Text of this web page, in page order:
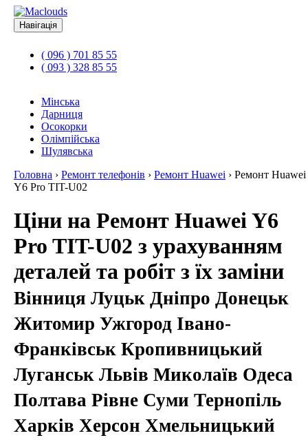
Навігація
( 096 ) 701 85 55
( 093 ) 328 85 55
Мінська
Дарниця
Осокорки
Олімпійська
Шулявська
Головна › Ремонт телефонів › Ремонт Huawei › Ремонт Huawei
Y6 Pro TIT-U02
Ціни на Ремонт Huawei Y6
Pro TIT-U02 з урахуванням
деталей та робіт з їх заміни
Вінниця Луцьк Дніпро Донецьк
Житомир Ужгород Івано-
Франківськ Кропивницький
Луганськ Львів Миколаїв Одеса
Полтава Рівне Суми Тернопіль
Харків Херсон Хмельницький